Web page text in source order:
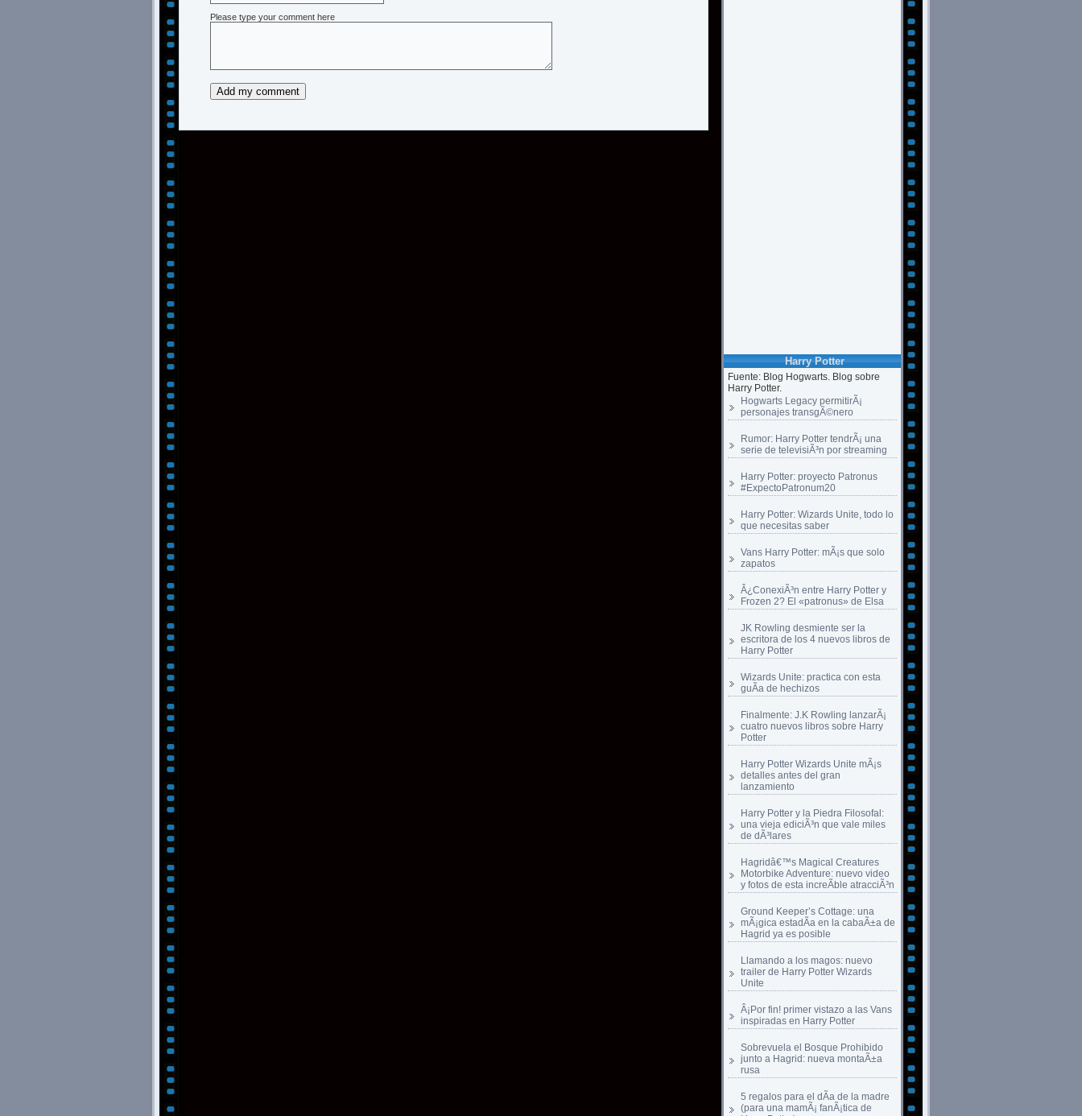
Harry Potter
Fuente: Blog Hogwarts. Blog sobre
Harry Potter.
Hogwarts Legacy permitirÃ¡
personajes transgÃ©nero
Rumor: Harry Potter tendrÃ¡ una
serie de televisiÃ³n por streaming
Harry Potter: proyecto Patronus
#ExpectoPatronum20
Harry Potter: Wizards Unite, todo lo
que necesitas saber
Vans Harry Potter: mÃ¡s que solo
zapatos
Â¿ConexiÃ³n entre Harry Potter y
Frozen 2? El «patronus» de Elsa
JK Rowling desmiente ser la
escritora de los 4 nuevos libros de
Harry Potter
Wizards Unite: practica con esta
guÃ­a de hechizos
Finalmente: J.K Rowling lanzarÃ¡
cuatro nuevos libros sobre Harry
Potter
Harry Potter Wizards Unite mÃ¡s
detalles antes del gran
lanzamiento
Harry Potter y la Piedra Filosofal:
una vieja ediciÃ³n que vale miles
de dÃ³lares
Hagridâ€™s Magical Creatures
Motorbike Adventure: nuevo video
y fotos de esta increÃ­ble atracciÃ³n
Ground Keeper’s Cottage: una
mÃ¡gica estadÃ­a en la cabaÃ±a de
Hagrid ya es posible
Llamando a los magos: nuevo
trailer de Harry Potter Wizards
Unite
Â¡Por fin! primer vistazo a las Vans
inspiradas en Harry Potter
Sobrevuela el Bosque Prohibido
junto a Hagrid: nueva montaÃ±a
rusa
5 regalos para el dÃ­a de la madre
(para una mamÃ¡ fanÃ¡tica de
Please type your comment here